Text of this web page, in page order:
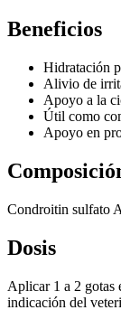
Beneficios
Hidratación
Alivio de
Apoyo a la
Útil como
Apoyo en
Condroitin sulfato
Dosis
Aplicar 1 a 2 gotas
indicación del